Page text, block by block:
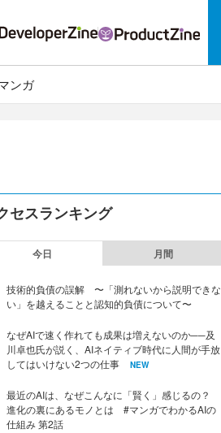
ンガ
セスランキング
今日 月間
技術的負債の誤解 〜「測れないから説明できな
い」を越えることと認知的負債について〜
なぜAIで速く作れても成果は増えないのか──及
川卓也氏が説く、AIネイティブ時代に人間が手放
してはいけない2つの仕事
NEW
最近のAIは、なぜこんなに「賢く」感じるの？
進化の裏にあるモノとは #マンガでわかるAIの
仕組み 第2話